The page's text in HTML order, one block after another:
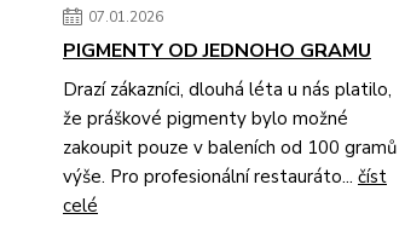
07.01.2026
PIGMENTY OD JEDNOHO GRAMU
Drazí zákazníci, dlouhá léta u nás platilo,
že práškové pigmenty bylo možné
zakoupit pouze v baleních od 100 gramů
výše. Pro profesionální restauráto... číst
celé